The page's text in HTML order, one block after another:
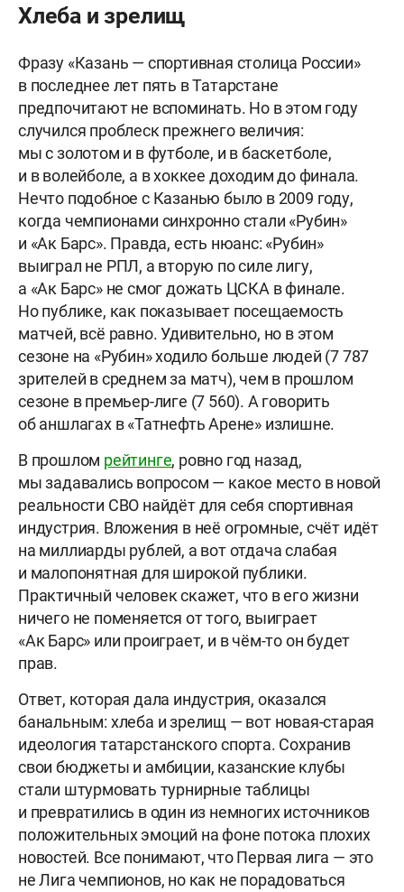
Хлеба и зрелищ
Фразу «Казань — спортивная столица России»
в последнее лет пять в Татарстане
предпочитают не вспоминать. Но в этом году
случился проблеск прежнего величия:
мы с золотом и в футболе, и в баскетболе,
и в волейболе, а в хоккее доходим до финала.
Нечто подобное с Казанью было в 2009 году,
когда чемпионами синхронно стали «Рубин»
и «Ак Барс». Правда, есть нюанс: «Рубин»
выиграл не РПЛ, а вторую по силе лигу,
а «Ак Барс» не смог дожать ЦСКА в финале.
Но публике, как показывает посещаемость
матчей, всё равно. Удивительно, но в этом
сезоне на «Рубин» ходило больше людей (7 787
зрителей в среднем за матч), чем в прошлом
сезоне в премьер-лиге (7 560). А говорить
об аншлагах в «Татнефть Арене» излишне.
В прошлом рейтинге, ровно год назад,
мы задавались вопросом — какое место в новой
реальности СВО найдёт для себя спортивная
индустрия. Вложения в неё огромные, счёт идёт
на миллиарды рублей, а вот отдача слабая
и малопонятная для широкой публики.
Практичный человек скажет, что в его жизни
ничего не поменяется от того, выиграет
«Ак Барс» или проиграет, и в чём-то он будет
прав.
Ответ, которая дала индустрия, оказался
банальным: хлеба и зрелищ — вот новая-старая
идеология татарстанского спорта. Сохранив
свои бюджеты и амбиции, казанские клубы
стали штурмовать турнирные таблицы
и превратились в один из немногих источников
положительных эмоций на фоне потока плохих
новостей. Все понимают, что Первая лига — это
не Лига чемпионов, но как не порадоваться